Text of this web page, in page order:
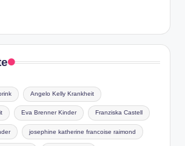
Angelo Kelly Krankheit
Eva Brenner Kinder Franziska Castell
josephine katherine francoise raimond